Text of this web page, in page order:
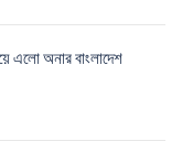
এলো অনার বাংলাদেশ